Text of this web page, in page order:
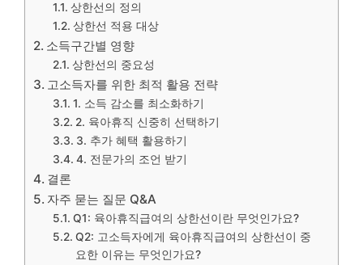
상한선의 정의
상한선 적용 대상
소득구간별 영향
상한선의 중요성
고소득자를 위한 최적 활용 전략
1. 소득 감소를 최소화하기
2. 육아휴직 신중히 선택하기
3. 추가 혜택 활용하기
4. 전문가의 조언 받기
결론
자주 묻는 질문 Q&A
Q1: 육아휴직급여의 상한선이란 무엇인가요?
Q2: 고소득자에게 육아휴직급여의 상한선이 중
요한 이유는 무엇인가요?